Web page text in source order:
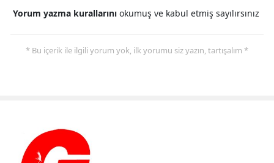
Yorum yazma kurallarını okumuş ve kabul etmiş sayılırsınız
* Bu içerik ile ilgili yorum yok, ilk yorumu siz yazın, tartışalım *